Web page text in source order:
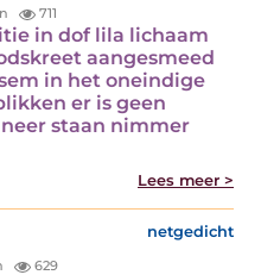
711
in dof lila lichaam
aangesmeed
in het oneindige
er is geen
staan nimmer
Lees meer >
netgedicht
629